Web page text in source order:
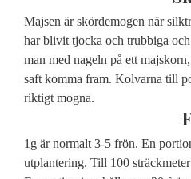
Majsen är skördemogen när
har blivit tjocka och trubbiga
man med nageln på ett
saft komma fram. Kolvarna till
riktigt mogna.
1g är normalt 3-5 frön. En
utplantering. Till 100